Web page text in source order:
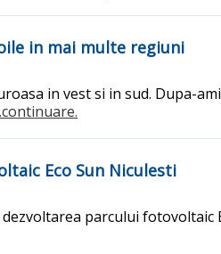
in mai multe regiuni
in vest si in sud. Dupa-
Eco Sun Niculesti
parcului